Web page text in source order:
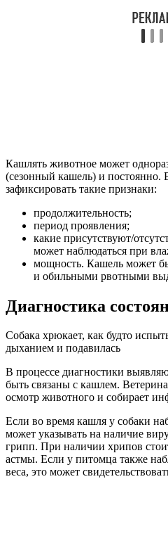
Кашлять животное может
(сезонный кашель) и
зафиксировать такие признаки:
продолжительность;
период проявления;
какие присутствуют/
может наблюдаться при
мощность. Кашель может
и обильными рвотными
Диагностика
Собака хрюкает, как будто
дыханием и подавилась
В процессе диагностики
быть связаны с кашлем.
осмотр животного и собирает
Если во время кашля у собаки
может указывать на наличие
грипп. При наличии хрипов
астмы. Если у питомца также
веса, это может